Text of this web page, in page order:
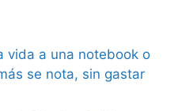
vida a una notebook o
se nota, sin gastar